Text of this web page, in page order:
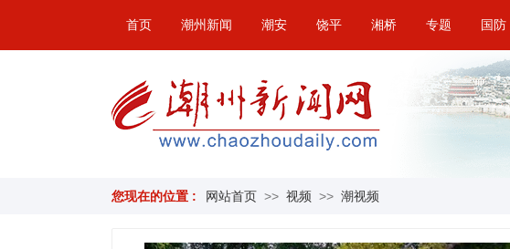
首页 潮州新闻 潮安 饶平 湘桥 专题 国防
您现在的位置 : 网站首页 >> 视频 >> 潮视频